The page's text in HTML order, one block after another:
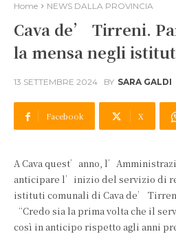
Home NEWS DALLA PROVINCIA
Cava de’ Tirreni.
la mensa negli
13 SETTEMBRE 2024 BY SARA GALDI
Facebook X
A Cava quest’anno,
anticipare l’inizio del servizio di
istituti comunali di Cava de’
“Credo sia la prima volta che il
così in anticipo rispetto agli anni